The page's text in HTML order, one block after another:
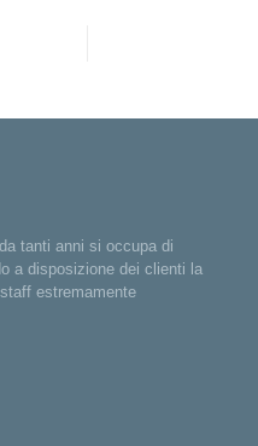
tanti anni si occupa di
a disposizione dei clienti la
estremamente